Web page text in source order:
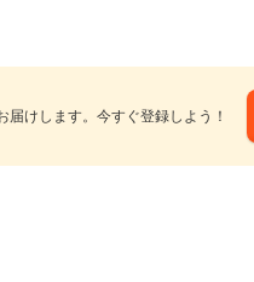
届けします。今すぐ登録しよう！